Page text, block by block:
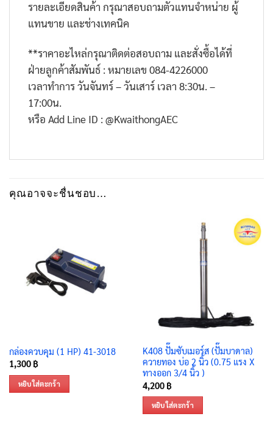
รายละเอียดสินค้า กรุณาสอบถามตัวแทนจำหน่าย ผู้
แทนขาย และช่างเทคนิค
**ราคาอะไหล่กรุณาติดต่อสอบถาม และสั่งซื้อได้ที่
ฝ่ายลูกค้าสัมพันธ์ : หมายเลข 084-4226000
เวลาทำการ วันจันทร์ – วันเสาร์ เวลา 8:30น. –
17:00น.
หรือ Add Line ID : @KwaithongAEC
คุณอาจจะชื่นชอบ…
กล่องควบคุม (1 HP) 41-3018
1,300 ฿
หยิบใส่ตะกร้า
K408 ปั๊มซับเมอร์ส (ปั๊มบาดาล)
ควายทอง บ่อ 2 นิ้ว (0.75 แรง X
ทางออก 3/4 นิ้ว )
4,200 ฿
หยิบใส่ตะกร้า